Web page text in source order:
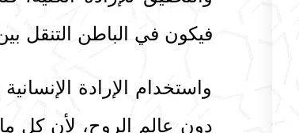
فيكون في الباطن التنقل
واستخدام الإرادة
دون عالم الروح، لأن كل ما